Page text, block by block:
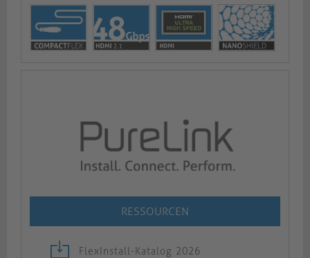
RESSOURCEN
FlexInstall-Katalog 2026